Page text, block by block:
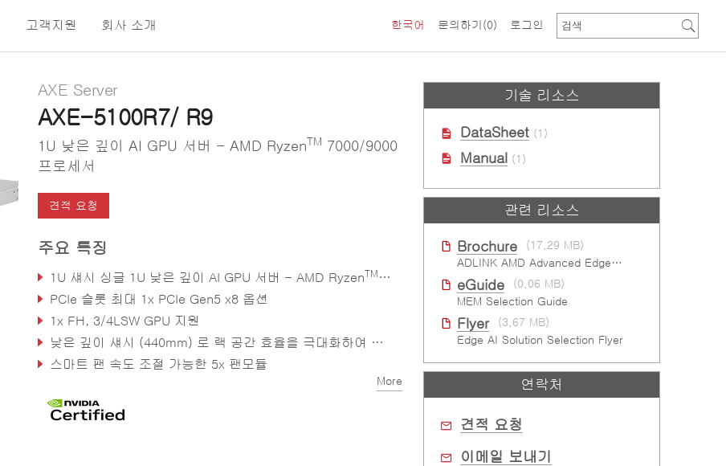
문의하기 (0)
한국어 로그인
고객지원 회사 소개
AXE Server
AXE-5100R7/ R9
1U 낮은 깊이 AI GPU 서버 - AMD RyzenTM
7000/9000
프로세서
견적 요청
주요 특징
1U 섀시 싱글 1U 낮은 깊이 AI GPU 서버 - AMD RyzenTM 7000/9000 프로세서
PCIe 슬롯 최대 1x PCIe Gen5 x8 옵션
1x FH, 3/4LSW GPU 지원
낮은 깊이 섀시 (440mm) 로 랙 공간 효율을 극대화하여 컴팩트한 배치 가능
스마트 팬 속도 조절 가능한 5x 팬모듈
More
기술 리소스
DataSheet (1)
Manual (1)
관련 리소스
Brochure
(17.29 MB)
ADLINK AMD Advanced Edge AI Platforms
eGuide
(0.06 MB)
MEM Selection Guide
Flyer
(3.67 MB)
Edge AI Solution Selection Flyer
연락처
견적 요청
이메일 보내기